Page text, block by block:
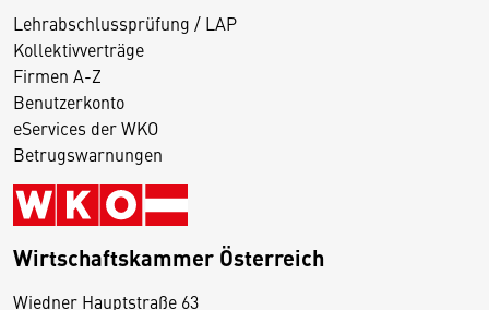
Lehrabschlussprüfung / LAP
Kollektivverträge
Firmen A-Z
Benutzerkonto
eServices der WKO
Betrugswarnungen
Wirtschaftskammer Österreich
Wiedner Hauptstraße 63